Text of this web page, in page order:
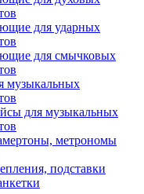
для ударных
для смычковых
музыкальных
для музыкальных
метрономы
подставки